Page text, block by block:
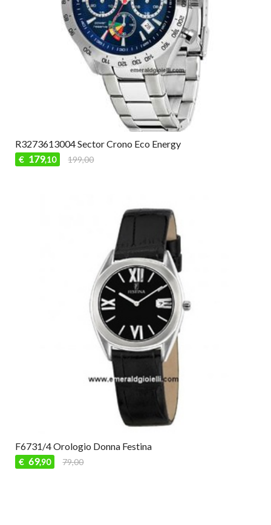
R3273613004 Sector Crono Eco Energy
€ 179,10 199,00
F6731/4 Orologio Donna Festina
€ 69,90 79,00